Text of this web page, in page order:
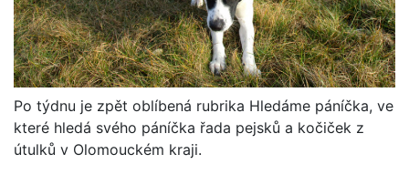
Po týdnu je zpět oblíbená rubrika Hledáme páníčka, ve
které hledá svého páníčka řada pejsků a kočiček z
útulků v Olomouckém kraji.